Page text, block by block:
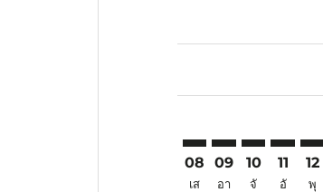
08
เส
09
อา
10
จั
11
อั
12
พุ